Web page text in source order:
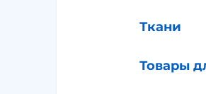
Ткани
Товары